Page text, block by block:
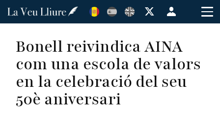
Vés
Menú
de
cuenta
de
usuario
Bonell reivindica AINA
com una escola de valors
en la celebració del seu
50è aniversari